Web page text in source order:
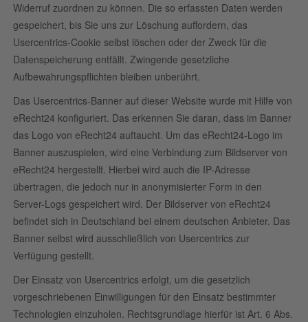
Widerruf zuordnen zu können. Die so erfassten Daten werden
gespeichert, bis Sie uns zur Löschung auffordern, das
Usercentrics-Cookie selbst löschen oder der Zweck für die
Datenspeicherung entfällt. Zwingende gesetzliche
Aufbewahrungspflichten bleiben unberührt.
Das Usercentrics-Banner auf dieser Website wurde mit Hilfe von
eRecht24 konfiguriert. Das erkennen Sie daran, dass im Banner
das Logo von eRecht24 auftaucht. Um das eRecht24-Logo im
Banner auszuspielen, wird eine Verbindung zum Bildserver von
eRecht24 hergestellt. Hierbei wird auch die IP-Adresse
übertragen, die jedoch nur in anonymisierter Form in den
Server-Logs gespeichert wird. Der Bildserver von eRecht24
befindet sich in Deutschland bei einem deutschen Anbieter. Das
Banner selbst wird ausschließlich von Usercentrics zur
Verfügung gestellt.
Der Einsatz von Usercentrics erfolgt, um die gesetzlich
vorgeschriebenen Einwilligungen für den Einsatz bestimmter
Technologien einzuholen. Rechtsgrundlage hierfür ist Art. 6 Abs.